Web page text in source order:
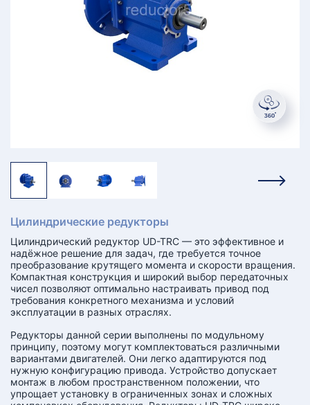
Цилиндрические редукторы
Цилиндрический редуктор UD-TRC — это эффективное и
надёжное решение для задач, где требуется точное
преобразование крутящего момента и скорости вращения.
Компактная конструкция и широкий выбор передаточных
чисел позволяют оптимально настраивать привод под
требования конкретного механизма и условий
эксплуатации в разных отраслях.
Редукторы данной серии выполнены по модульному
принципу, поэтому могут комплектоваться различными
вариантами двигателей. Они легко адаптируются под
нужную конфигурацию привода. Устройство допускает
монтаж в любом пространственном положении, что
упрощает установку в ограниченных зонах и сложных